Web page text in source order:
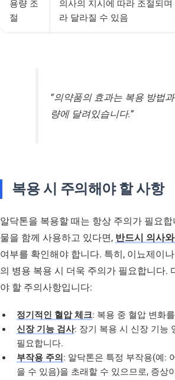
용량 조
절
의사의 지시에 따라 조절되
라 달라질 수 있음
“의약품의 효과는 복용 방법
량에 달려있습니다.”
복용 시 주의해야 할 사항
알닥톤을 복용할 때는 항상 주의가 필요
물을 함께 사용하고 있다면, 반드시 의사
여부를 확인해야 합니다. 특히, 이뇨제이
의 병용 복용 시 더욱 주의가 필요합니다.
야 할 주의사항입니다:
정기적인 혈압 체크: 복용 중 혈압 변화
신장 기능 검사: 장기 복용 시 신장 기능
필요합니다.
부작용 주의 : 알닥톤은 특정 부작용(예:
을 수 있음)을 초래할 수 있으므로, 증상